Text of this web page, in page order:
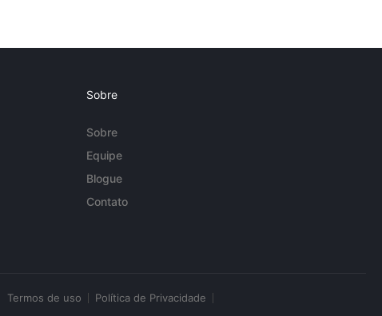
Sobre
Sobre
Equipe
Blogue
Contato
Termos de uso Política de Privacidade